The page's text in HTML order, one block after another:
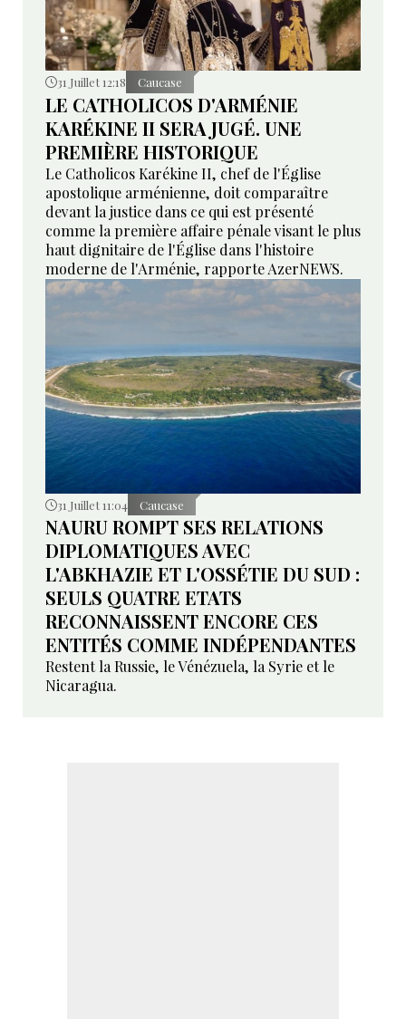
31 Juillet 12:18 Caucase
LE CATHOLICOS D'ARMÉNIE
KARÉKINE II SERA JUGÉ. UNE
PREMIÈRE HISTORIQUE
Le Catholicos Karékine II, chef de l'Église
apostolique arménienne, doit comparaître
devant la justice dans ce qui est présenté
comme la première affaire pénale visant le plus
haut dignitaire de l'Église dans l'histoire
moderne de l'Arménie, rapporte AzerNEWS.
31 Juillet 11:04 Caucase
NAURU ROMPT SES RELATIONS
DIPLOMATIQUES AVEC
L'ABKHAZIE ET L'OSSÉTIE DU SUD :
SEULS QUATRE ETATS
RECONNAISSENT ENCORE CES
ENTITÉS COMME INDÉPENDANTES
Restent la Russie, le Vénézuela, la Syrie et le
Nicaragua.